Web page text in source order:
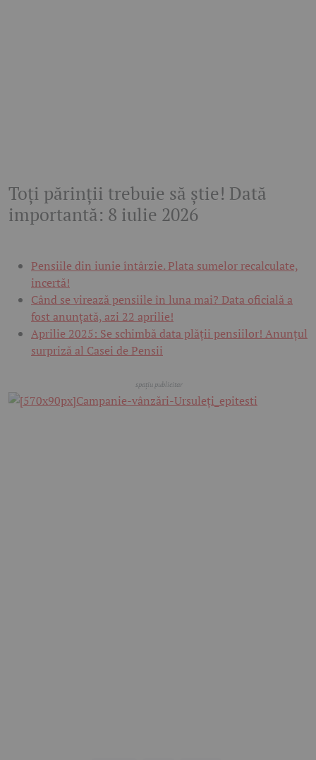
Toți părinții trebuie să știe! Dată
importantă: 8 iulie 2026
Pensiile din iunie întârzie. Plata sumelor recalculate,
incertă!
Când se virează pensiile în luna mai? Data oficială a
fost anunțată, azi 22 aprilie!
Aprilie 2025: Se schimbă data plății pensiilor! Anunțul
surpriză al Casei de Pensii